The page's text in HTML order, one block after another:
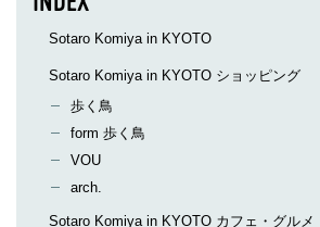
Sotaro Komiya in KYOTO
Sotaro Komiya in KYOTO ショッピング
歩く鳥
form 歩く鳥
VOU
arch.
Sotaro Komiya in KYOTO カフェ・グルメ